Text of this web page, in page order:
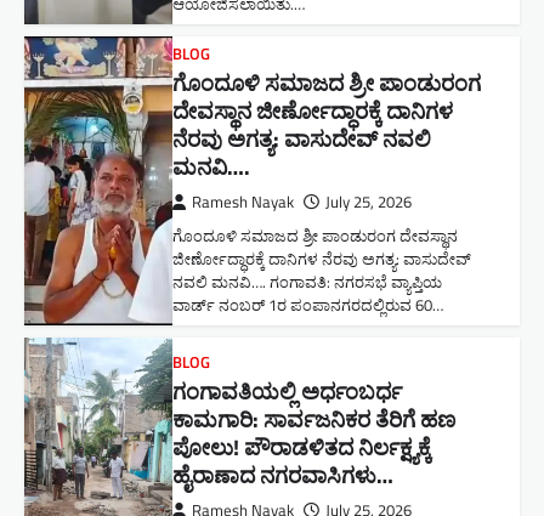
BLOG
ಗೊಂದೂಳಿ ಸಮಾಜದ ಶ್ರೀ ಪಾಂಡುರಂಗ
ದೇವಸ್ಥಾನ ಜೀರ್ಣೋದ್ಧಾರಕ್ಕೆ ದಾನಿಗಳ
ನೆರವು ಅಗತ್ಯ: ವಾಸುದೇವ್ ನವಲಿ
ಮನವಿ​….
Ramesh Nayak July 25, 2026
ಗೊಂದೂಳಿ ಸಮಾಜದ ಶ್ರೀ ಪಾಂಡುರಂಗ ದೇವಸ್ಥಾನ
ಜೀರ್ಣೋದ್ಧಾರಕ್ಕೆ ದಾನಿಗಳ ನೆರವು ಅಗತ್ಯ: ವಾಸುದೇವ್
ನವಲಿ ಮನವಿ​…. ಗಂಗಾವತಿ: ​ನಗರಸಭೆ ವ್ಯಾಪ್ತಿಯ
ವಾರ್ಡ್ ನಂಬರ್ 1ರ ಪಂಪಾನಗರದಲ್ಲಿರುವ 60…
BLOG
ಗಂಗಾವತಿಯಲ್ಲಿ ಅರ್ಧಂಬರ್ಧ
ಕಾಮಗಾರಿ: ಸಾರ್ವಜನಿಕರ ತೆರಿಗೆ ಹಣ
ಪೋಲು! ಪೌರಾಡಳಿತದ ನಿರ್ಲಕ್ಷ್ಯಕ್ಕೆ
ಹೈರಾಣಾದ ನಗರವಾಸಿಗಳು​…
Ramesh Nayak July 25, 2026